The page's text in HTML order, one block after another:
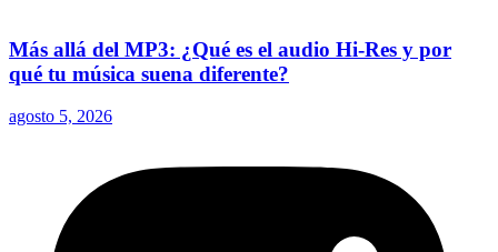
Más allá del MP3: ¿Qué es el audio Hi-Res y por
qué tu música suena diferente?
agosto 5, 2026